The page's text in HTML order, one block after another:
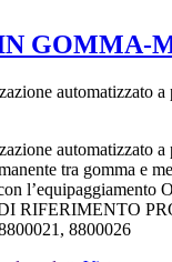
GOMMA-
automatizzato
automatizzato
tra gomma e
l’equipaggiamento
RIFERIMENTO
8800026